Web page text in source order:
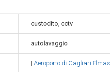
custodito, cctv
autolavaggio
| Aeroporto di Cagliari Elmas